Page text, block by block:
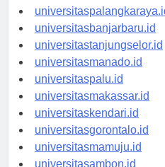
universitaspontianak.id
universitaspalangkaraya.id
universitasbanjarbaru.id
universitastanjungselor.id
universitasmanado.id
universitaspalu.id
universitasmakassar.id
universitaskendari.id
universitasgorontalo.id
universitasmamuju.id